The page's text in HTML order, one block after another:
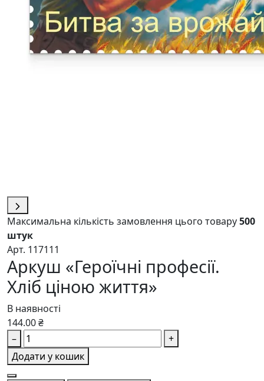
Максимальна кількість замовлення цього товару500
штук
Арт. 117111
Аркуш «Героїчні професії.
Хліб ціною життя»
В наявності
144.00 ₴
–
+
Додати у кошик